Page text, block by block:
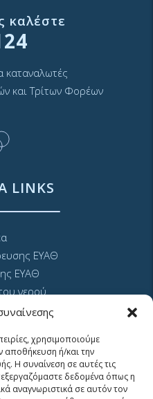
χρησιμοποιούμε
αποθήκευση ή/και την
Η συναίνεση σε αυτές τις
δεδομένα όπως η
αναγνωριστικά σε αυτόν τον
καλέστε
καταναλωτές
και Τρίτων Φορέων
LINKS
ΕΥΑΘ
ΕΥΑΘ
νερού
Ιστοτόπου